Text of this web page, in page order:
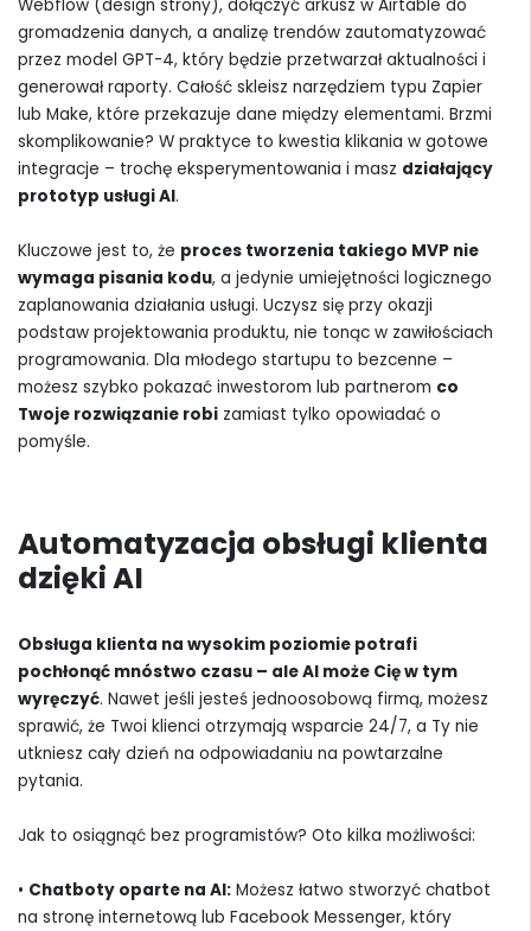
Webflow (design strony), dołączyć arkusz w Airtable do
gromadzenia danych, a analizę trendów zautomatyzować
przez model GPT-4, który będzie przetwarzał aktualności i
generował raporty. Całość skleisz narzędziem typu Zapier
lub Make, które przekazuje dane między elementami. Brzmi
skomplikowanie? W praktyce to kwestia klikania w gotowe
integracje – trochę eksperymentowania i masz działający
prototyp usługi AI.
Kluczowe jest to, że proces tworzenia takiego MVP nie
wymaga pisania kodu, a jedynie umiejętności logicznego
zaplanowania działania usługi. Uczysz się przy okazji
podstaw projektowania produktu, nie tonąc w zawiłościach
programowania. Dla młodego startupu to bezcenne –
możesz szybko pokazać inwestorom lub partnerom co
Twoje rozwiązanie robi zamiast tylko opowiadać o
pomyśle.
Automatyzacja obsługi klienta
dzięki AI
Obsługa klienta na wysokim poziomie potrafi
pochłonąć mnóstwo czasu – ale AI może Cię w tym
wyręczyć. Nawet jeśli jesteś jednoosobową firmą, możesz
sprawić, że Twoi klienci otrzymają wsparcie 24/7, a Ty nie
utkniesz cały dzień na odpowiadaniu na powtarzalne
pytania.
Jak to osiągnąć bez programistów? Oto kilka możliwości:
• Chatboty oparte na AI: Możesz łatwo stworzyć chatbot
na stronę internetową lub Facebook Messenger, który